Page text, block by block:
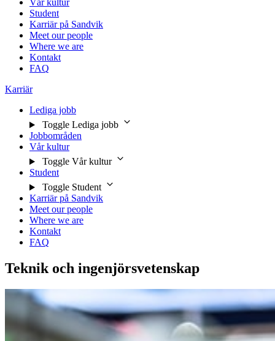
Vår kultur
Student
Karriär på Sandvik
Meet our people
Where we are
Kontakt
FAQ
Karriär
Lediga jobb
Toggle Lediga jobb
Jobbområden
Vår kultur
Toggle Vår kultur
Student
Toggle Student
Karriär på Sandvik
Meet our people
Where we are
Kontakt
FAQ
Teknik och ingenjörsvetenskap